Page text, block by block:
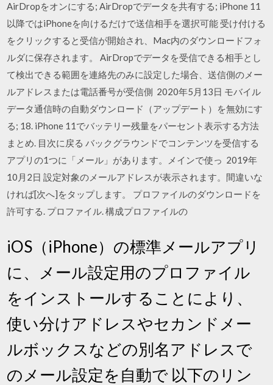
AirDropをオンにする; AirDropでデータを共有する; iPhone 11
以降ではiPhoneを向けるだけで送信相手を選択可能 受け付ける
をクリックすると受信が開始され、Mac内のダウンロードフォ
ルダに保存されます。 AirDropでデータを受信できる相手とし
て検出できる範囲を連絡先のみに設定した場合、送信側のメー
ルアドレスまたは電話番号が受信側 2020年5月13日 モバイル
データ通信時の自動ダウンロード（アップデート）を無効にす
る; 18. iPhone 11でバッテリー残量をパーセント表示する方法
まとめ. 目次に戻る バックグラウンドでコンテンツを受信する
アプリの1つに「メール」があります。メインで使っ 2019年
10月2日 設定対象のメールアドレスが表示されます。間違いな
ければ[次へ]をタップします。 プロファイルのダウンロードを
許可する. プロファイル. 構成プロファイルの
iOS（iPhone）の標準メールアプリ
に、メール設定用のプロファイル
をインストールすることにより、
使い分けアドレスやセカンドメー
ルボックスなどの別名アドレスで
のメール設定を自動で 以下のリン